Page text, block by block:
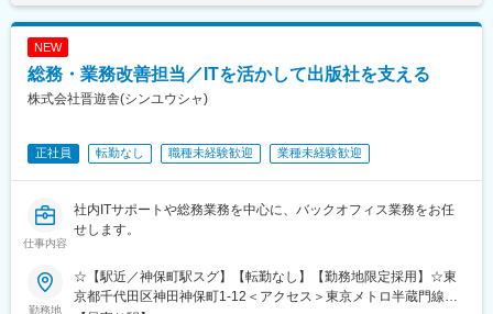
NEW
総務・業務改善担当／ITを活かして出版社を支える
株式会社晋遊舎(シンユウシャ)
正社員 転勤なし 職種未経験歓迎 業種未経験歓迎
仕事内容
社内ITサポートや総務業務を中心に、バックオフィス業務をお任
せします。
勤務地
☆【駅近／神保町駅スグ】【転勤なし】【勤務地限定採用】☆東
京都千代田区神田神保町1-12＜アクセス＞東京メトロ半蔵門線・